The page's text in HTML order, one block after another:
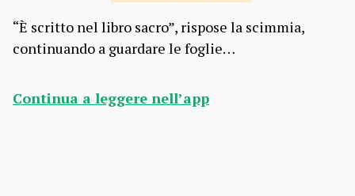
“È scritto nel libro sacro”, rispose la scimmia,
continuando a guardare le foglie…
Continua a leggere nell’app